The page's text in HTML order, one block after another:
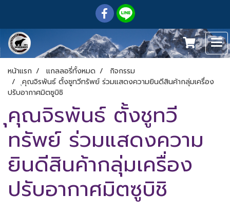
หน้าแรก แกลลอรี่ทั้งหมด
กิจกรรม
ุคุณจิรพันธ์​ ตั้งชูทวีทรัพย์​ ร่วมแสดงความยินดีสินค้ากลุ่มเครื่อง
ปรับ​อากาศ​มิตซู​บิชิ
ุคุณจิรพันธ์​ ตั้งชูทวี
ทรัพย์​ ร่วมแสดงความ
ยินดีสินค้ากลุ่มเครื่อง
ปรับ​อากาศ​มิตซู​บิชิ